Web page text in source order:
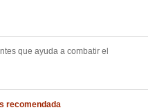
que ayuda a combatir el
recomendada